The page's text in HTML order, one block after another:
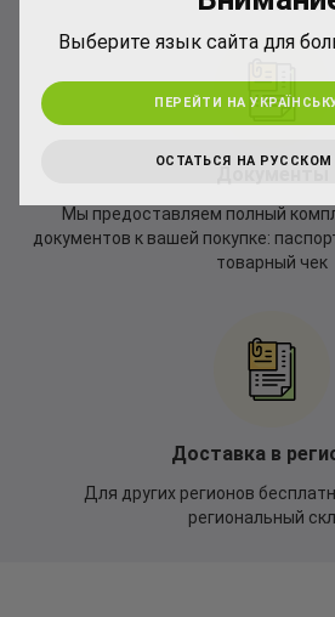
Мы предоставляем полный
документов к вашей покупке:
товарный чек
Доставка в
Для других регионов
региональный
Выберите язык сайта для
ПЕРЕЙТИ НА
ОСТАТЬСЯ НА РУССКОМ